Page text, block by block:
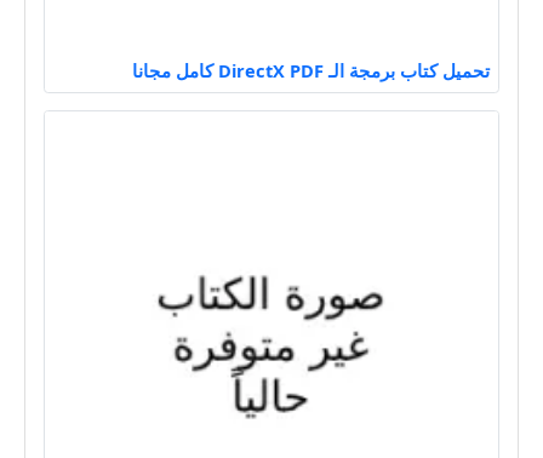
تحميل كتاب برمجة الـ DirectX PDF كامل مجانا